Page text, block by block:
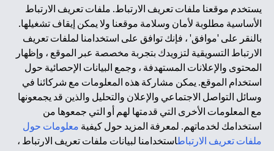
يستخدم موقعنا ملفات تعريف الارتباط. ملفات تعريف الارتباط
الأساسية مطلوبة لأمان وسلامة موقعنا ولا يمكن إيقاف تشغيلها.
بالنقر على 'موافق' ، فإنك توافق على استخدامنا لملفات تعريف
الارتباط التسويقية لتزويدك بتجربة مخصصة عبر الموقع ، وإظهار
المحتوى والإعلانات المستهدفة ، وجمع البيانات الإحصائية حول
استخدام الموقع. يمكن مشاركة هذه المعلومات مع شركائنا في
وسائل التواصل الاجتماعي والإعلان والتحليل والذين قد يجمعونها
مع المعلومات الأخرى التي قدمتها لهم أو التي جمعوها من
استخدامك لخدماتهم. لمعرفة المزيد حول كيفية معلومات حول
ملفات تعريف الارتباطاستخدامنا لبيانات ملفات تعريف الارتباط ،
سيتي بنك إن. إيه. الإمارات مسجل لدى مصرف الإمارات المركزي تحت
أرقام التراخيص 202563 لفرع الوصل في دبي، 531989 لفرع مول
الإمارات في دبي، و CN-1002019 لفرع أبوظبي. هاتف: 4000 311 04.
فرع سيتي بنك إن إيه - الإمارات العربية المتحدة مرخص من مصرف
الإمارات العربية المتحدة المركزي كفرع لبنك أجنبي.
سيتي بنك إن إيه الإمارات العربية المتحدة مرخص من هيئة الأوراق المالية
والسلع في الإمارات العربية المتحدة ("SCA") للقيام بالنشاط المالي لـ أ)
الاستشارات المالية والتعريف والترويج بموجب ترخيص رقم
20200000097 ب) وسيط تداول في الأسواق الدولية بموجب ترخيص